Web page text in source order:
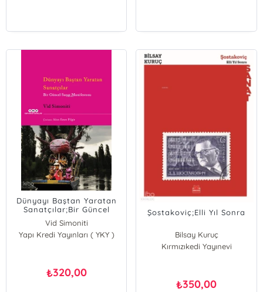
Dünyayı Baştan Yaratan
Sanatçılar;Bir Güncel
Sanat Manifestosu
Vid Simoniti
Yapı Kredi Yayınları ( YKY )
₺320,00
Şostakoviç;Elli Yıl Sonra
Bilsay Kuruç
Kırmızıkedi Yayınevi
₺350,00